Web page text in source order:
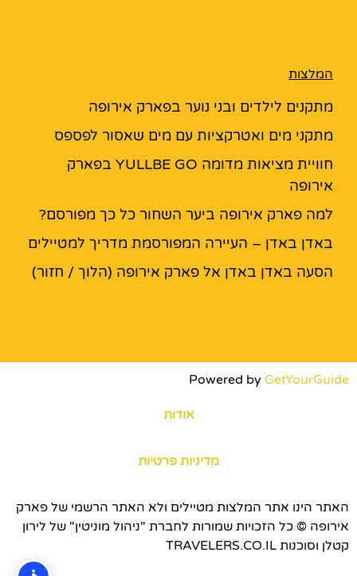
המלצות
מתקנים לילדים ובני נוער בפארק אירופה
מתקני מים ואטרקציות עם מים שאסור לפספס
חוויית מציאות מדומה YULLBE GO בפארק
אירופה
למה פארק אירופה ביער השחור כל כך מפורסם?
באדן באדן – העיירה המפורסמת מדריך למטיילים
הסעה באדן באדן אל פארק אירופה (הלוך / חזור)
Powered by GetYourGuide
אודות
מדיניות פרטיות
האתר הינו אתר המלצות מטיילים ולא האתר הרשמי של פארק
אירופה © כל הזכויות שמורות לחברת "ניהול מוניטין" של לירון
קטלן וסוכנות TRAVELERS.CO.IL